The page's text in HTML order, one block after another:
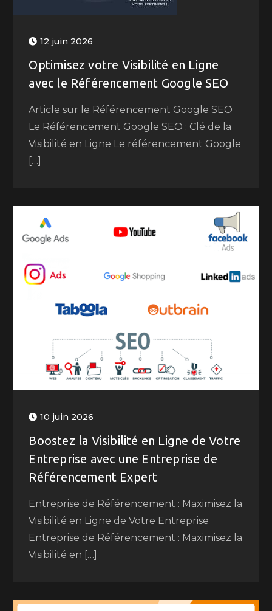
12 juin 2026
Optimisez votre Visibilité en Ligne
avec le Référencement Google SEO
Article sur le Référencement Google SEO
Le Référencement Google SEO : Clé de la
Visibilité en Ligne Le référencement Google
[…]
10 juin 2026
Boostez la Visibilité en Ligne de Votre
Entreprise avec une Entreprise de
Référencement Expert
Entreprise de Référencement : Maximisez la
Visibilité en Ligne de Votre Entreprise
Entreprise de Référencement : Maximisez la
Visibilité en […]